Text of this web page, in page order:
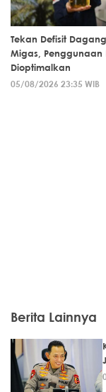
Tekan Defisit
Migas, Penggunaan
Dioptimalkan
05/08/2026 23:35 WIB
Berita Lainnya